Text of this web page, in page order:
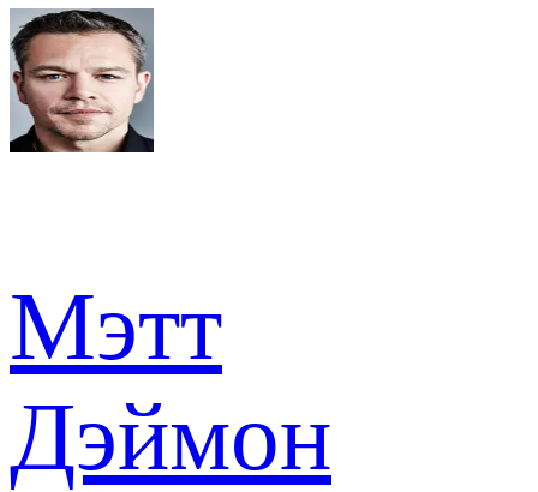
Мэтт
Дэймон